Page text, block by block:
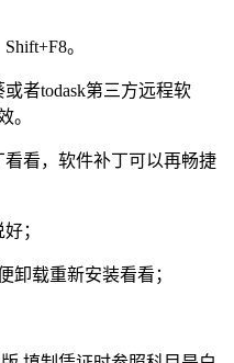
。
者todask第三方远程软
。
看，软件补丁可以再畅捷
；
卸载重新安装看看；